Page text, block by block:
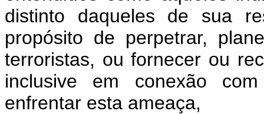
distinto daqueles de sua
propósito de perpetrar,
terroristas, ou fornecer ou
inclusive em conexão
enfrentar esta ameaça,